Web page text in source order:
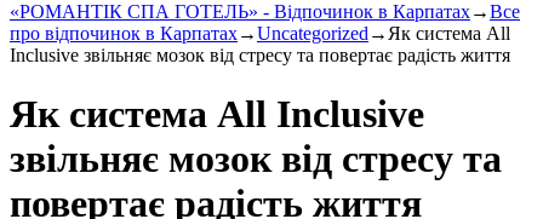
«РОМАНТІК СПА ГОТЕЛЬ» - Відпочинок в Карпатах→Все
про відпочинок в Карпатах→Uncategorized → Як система All
Inclusive звільняє мозок від стресу та повертає радість життя
Як система All Inclusive
звільняє мозок від стресу та
повертає радість життя